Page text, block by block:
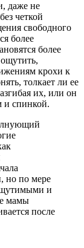
даже не
четкой
свободного
более
более
крохи к
толкает ли ее
их, или он
и спинкой.
но по мере
и
мамы
после